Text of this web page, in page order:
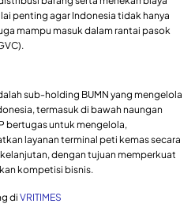
penting agar Indonesia tidak hanya
mampu masuk dalam rantai pasok
sub-holding BUMN yang mengelola
termasuk di bawah naungan
bertugas untuk mengelola,
layanan terminal peti kemas secara
dengan tujuan memperkuat
kompetisi bisnis.
di VRITIMES